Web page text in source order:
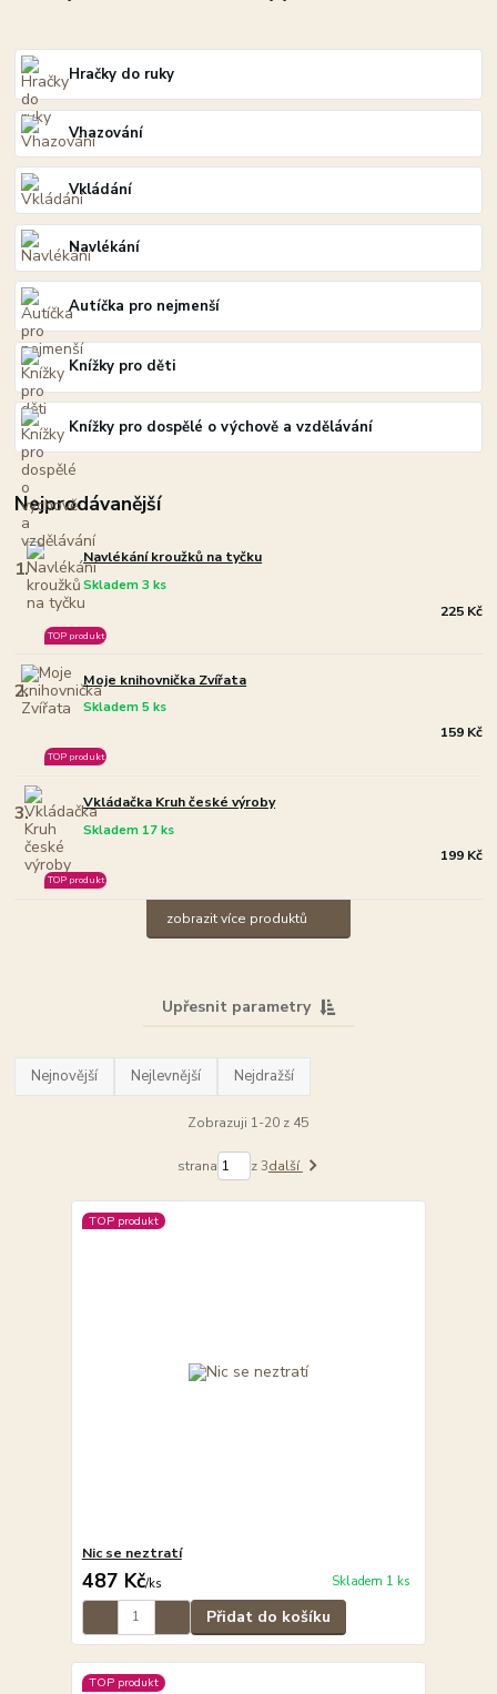
Hračky do ruky
Vhazování
Vkládání
Navlékání
Autíčka pro nejmenší
Knížky pro děti
Knížky pro dospělé o výchově a vzdělávání
Nejprodávanější
1. Navlékání kroužků na tyčku
Skladem 3 ks
TOP produkt
225 Kč
2. Moje knihovnička Zvířata
Skladem 5 ks
TOP produkt
159 Kč
3. Vkládačka Kruh české výroby
Skladem 17 ks
TOP produkt
199 Kč
zobrazit více produktů
Upřesnit parametry
Nejnovější Nejlevnější Nejdražší
Zobrazuji 1-20 z 45
strana z 3další
TOP produkt
Nic se neztratí
487 Kč/ks Skladem 1 ks
Přidat do košíku
TOP produkt